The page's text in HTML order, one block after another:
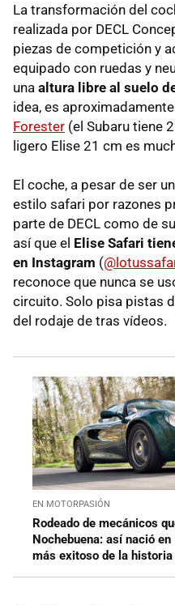
La transformación del
realizada por DECL
piezas de competición y
equipado con ruedas y
una altura libre al suelo
idea, es
Forester (el Subaru tiene
ligero Elise 21 cm es
El coche, a pesar de ser
estilo safari por razones
parte de DECL como de
así que el Elise Safari
en Instagram (
reconoce que nunca se
circuito. Solo pisa pistas
del rodaje de tras vídeos.
EN MOTORPASIÓN
Rodeado de mecánicos
Nochebuena: así nació
más exitoso de la historia